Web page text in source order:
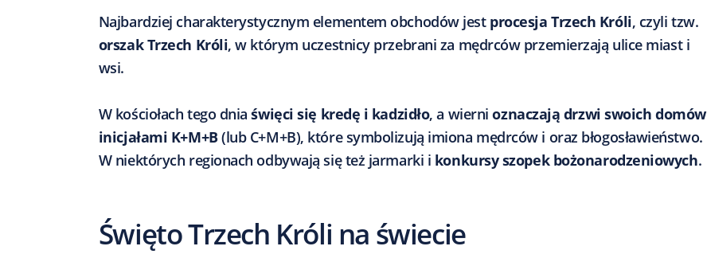
Najbardziej charakterystycznym elementem obchodów jest procesja Trzech Króli, czyli tzw.
orszak Trzech Króli, w którym uczestnicy przebrani za mędrców przemierzają ulice miast i
wsi.
W kościołach tego dniaświęci się kredę i kadzidło, a wiernioznaczają drzwi swoich domów
inicjałami K+M+B(lub C+M+B), które symbolizują imiona mędrców i oraz błogosławieństwo.
W niektórych regionach odbywają się też jarmarki i konkursy szopek bożonarodzeniowych.
Święto Trzech Króli na świecie